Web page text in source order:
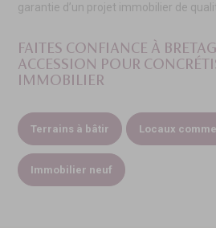
garantie d’un projet immobilier de
FAITES CONFIANCE À
ACCESSION POUR
IMMOBILIER
Terrains à bâtir Locaux
Immobilier neuf